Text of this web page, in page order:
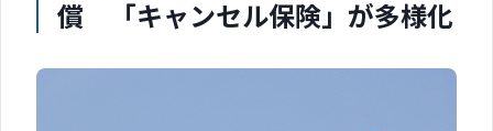
償 「キャンセル保険」が多様化